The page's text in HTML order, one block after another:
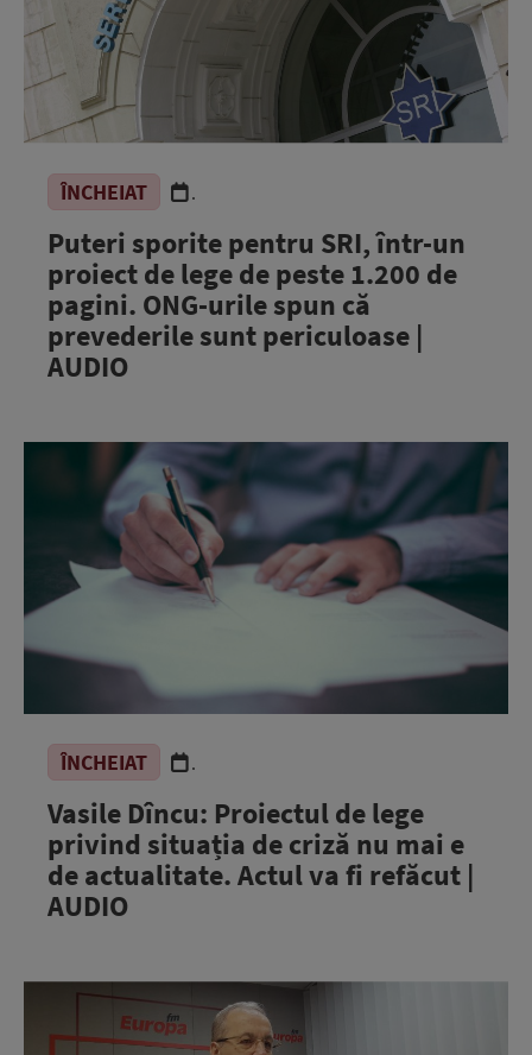
ÎNCHEIAT .
Puteri sporite pentru SRI, într-un
proiect de lege de peste 1.200 de
pagini. ONG-urile spun că
prevederile sunt periculoase |
AUDIO
ÎNCHEIAT .
Vasile Dîncu: Proiectul de lege
privind situația de criză nu mai e
de actualitate. Actul va fi refăcut |
AUDIO